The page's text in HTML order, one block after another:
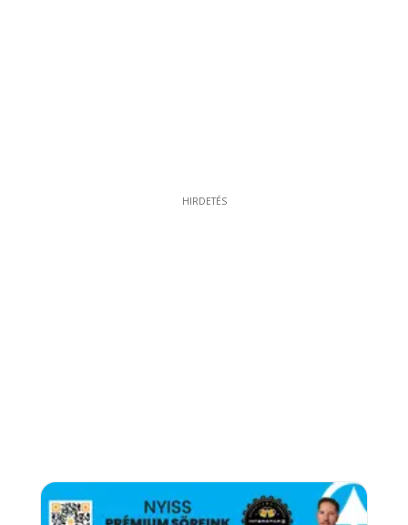
HIRDETÉS